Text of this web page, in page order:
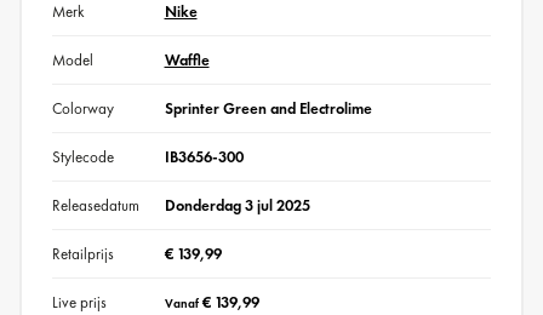
Merk Nike
Model Waffle
Colorway Sprinter Green and Electrolime
Stylecode IB3656-300
Releasedatum Donderdag 3 jul 2025
Retailprijs € 139,99
Live prijs Vanaf€ 139,99